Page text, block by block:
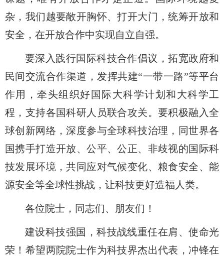
杂，我们越要敞开胸怀、打开大门，统筹开放和
安全，在开放合作中实现自立自强。
要深入践行国际科技合作倡议，拓宽政府和
民间交流合作渠道，发挥共建“一带一路”等平台
作用，牵头组织好国际大科学计划和大科学工
程，支持各国科研人员联合攻关。要积极融入全
球创新网络，深度参与全球科技治理，同世界各
国携手打造开放、公平、公正、非歧视的国际科
技发展环境，共同应对气候变化、粮食安全、能
源安全等全球性挑战，让科技更好造福人类。
各位院士，同志们、朋友们！
建设科技强国，科技战线重任在肩、使命光
荣！希望两院院士作为科技界杰出代表，冲锋在